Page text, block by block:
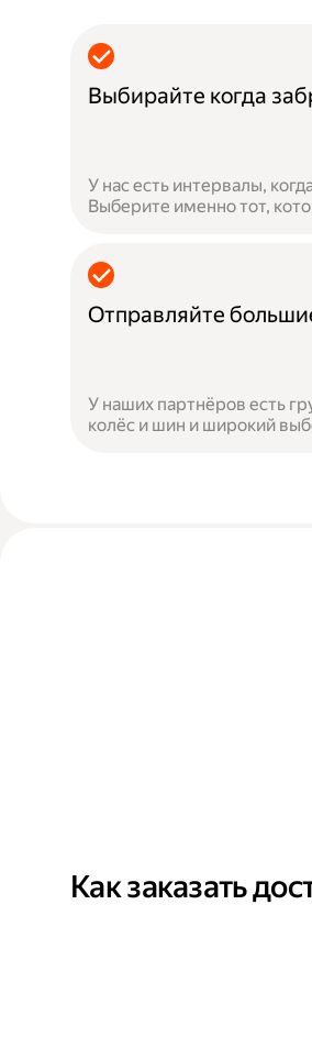
Выбирайте когда
У нас есть интервалы,
Выберите именно тот,
Отправляйте
У наших партнёров есть
колёс и шин и широкий
Как заказать